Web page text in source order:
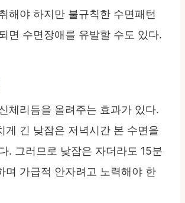
해야 하지만 불규칙한 수면패턴
면 수면장애를 유발할 수도 있다.
체리듬을 올려주는 효과가 있다.
게 긴 낮잠은 저녁시간 본 수면을
. 그러므로 낮잠은 자더라도 15분
며 가급적 안자려고 노력해야 한